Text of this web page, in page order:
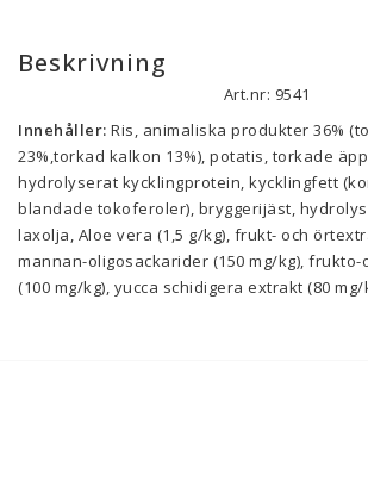
Beskrivning
Art.nr: 9541
Innehåller: Ris, animaliska produkter 36%
23%,torkad kalkon 13%), potatis, torkade
hydrolyserat kycklingprotein, kycklingfett
blandade tokoferoler), bryggerijäst,
laxolja, Aloe vera (1,5 g/kg), frukt- och
mannan-oligosackarider (150 mg/kg),
(100 mg/kg), yucca schidigera extrakt (80 mg/